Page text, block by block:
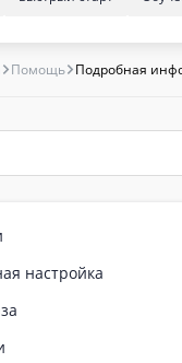
Помощь Подробная
настройка